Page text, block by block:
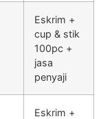
Eskrim +
cup & stik
100pc +
jasa
penyaji
Eskrim +